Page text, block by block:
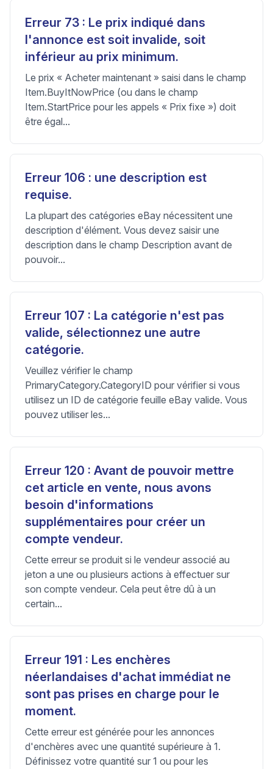
Erreur 73 : Le prix indiqué dans
l'annonce est soit invalide, soit
inférieur au prix minimum.
Le prix « Acheter maintenant » saisi dans le champ
Item.BuyItNowPrice (ou dans le champ
Item.StartPrice pour les appels « Prix fixe ») doit
être égal...
Erreur 106 : une description est
requise.
La plupart des catégories eBay nécessitent une
description d'élément. Vous devez saisir une
description dans le champ Description avant de
pouvoir...
Erreur 107 : La catégorie n'est pas
valide, sélectionnez une autre
catégorie.
Veuillez vérifier le champ
PrimaryCategory.CategoryID pour vérifier si vous
utilisez un ID de catégorie feuille eBay valide. Vous
pouvez utiliser les...
Erreur 120 : Avant de pouvoir mettre
cet article en vente, nous avons
besoin d'informations
supplémentaires pour créer un
compte vendeur.
Cette erreur se produit si le vendeur associé au
jeton a une ou plusieurs actions à effectuer sur
son compte vendeur. Cela peut être dû à un
certain...
Erreur 191 : Les enchères
néerlandaises d'achat immédiat ne
sont pas prises en charge pour le
moment.
Cette erreur est générée pour les annonces
d'enchères avec une quantité supérieure à 1.
Définissez votre quantité sur 1 ou pour les